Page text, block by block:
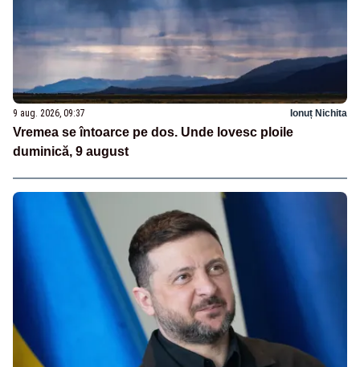
9 aug. 2026, 09:37 Ionuț Nichita
Vremea se întoarce pe dos. Unde lovesc ploile
duminică, 9 august